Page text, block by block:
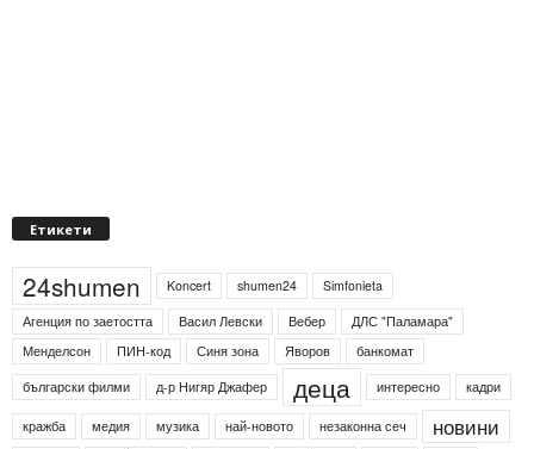
Етикети
24shumen Koncert shumen24
Simfonieta
Агенция по заетостта
Васил Левски Вебер
ДЛС "Паламара"
Менделсон
ПИН-код Синя зона Яворов
банкомат
български филми
д-р Нигяр Джафер деца интересно кадри
кражба медия музика най-новото незаконна сеч новини